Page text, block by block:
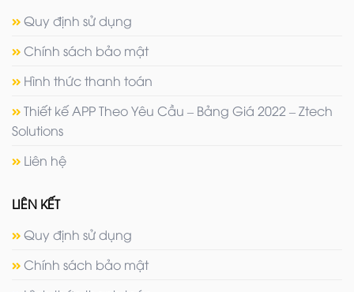
Quy định sử dụng
Chính sách bảo mật
Hình thức thanh toán
Thiết kế APP Theo Yêu Cầu – Bảng Giá 2022 – Ztech
Solutions
Liên hệ
LIÊN KẾT
Quy định sử dụng
Chính sách bảo mật